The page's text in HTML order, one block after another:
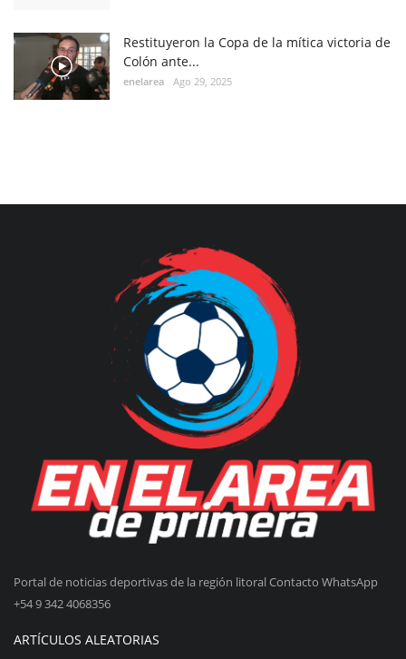
Restituyeron la Copa de la mítica victoria de
Colón ante...
enelarea Ago 29, 2025
Portal de noticias deportivas de la región litoral Contacto WhatsApp
+54 9 342 4068356
ARTÍCULOS ALEATORIAS